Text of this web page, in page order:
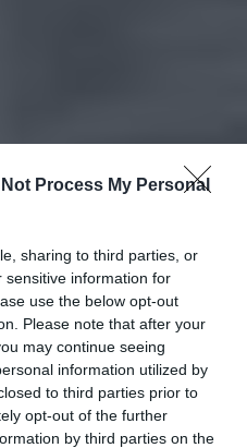
Not Process My Personal
sharing to third parties, or
sensitive information for
use the below opt-out
Please note that after your
may continue seeing
information utilized by
to third parties prior to
opt-out of the further
by third parties on the